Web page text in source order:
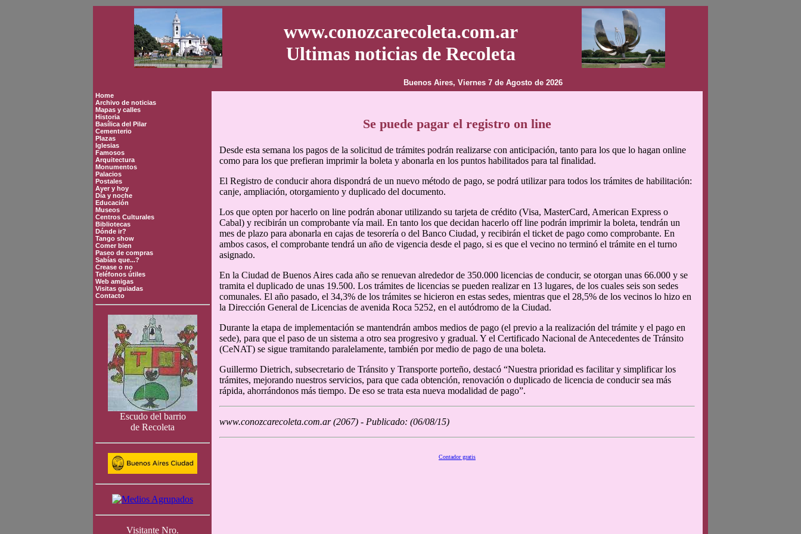
www.conozcarecoleta.com.ar
Ultimas noticias de Recoleta
Buenos Aires, Viernes 7 de Agosto de 2026
Home
Archivo de noticias
Mapas y calles
Historia
Basílica del Pilar
Cementerio
Plazas
Iglesias
Famosos
Arquitectura
Monumentos
Palacios
Postales
Ayer y hoy
Día y noche
Educación
Museos
Centros Culturales
Bibliotecas
Dónde ir?
Tango show
Comer bien
Paseo de compras
Sabías que...?
Crease o no
Teléfonos útiles
Web amigas
Visitas guiadas
Contacto
Escudo del barrio
de Recoleta
Visitante Nro.
Se puede pagar el registro on line
Desde esta semana los pagos de la solicitud de trámites podrán realizarse con anticipación, tanto para los que lo hagan online
como para los que prefieran imprimir la boleta y abonarla en los puntos habilitados para tal finalidad.
El Registro de conducir ahora dispondrá de un nuevo método de pago, se podrá utilizar para todos los trámites de habilitación:
canje, ampliación, otorgamiento y duplicado del documento.
Los que opten por hacerlo on line podrán abonar utilizando su tarjeta de crédito (Visa, MasterCard, American Express o
Cabal) y recibirán un comprobante vía mail. En tanto los que decidan hacerlo off line podrán imprimir la boleta, tendrán un
mes de plazo para abonarla en cajas de tesorería o del Banco Ciudad, y recibirán el ticket de pago como comprobante. En
ambos casos, el comprobante tendrá un año de vigencia desde el pago, si es que el vecino no terminó el trámite en el turno
asignado.
En la Ciudad de Buenos Aires cada año se renuevan alrededor de 350.000 licencias de conducir, se otorgan unas 66.000 y se
tramita el duplicado de unas 19.500. Los trámites de licencias se pueden realizar en 13 lugares, de los cuales seis son sedes
comunales. El año pasado, el 34,3% de los trámites se hicieron en estas sedes, mientras que el 28,5% de los vecinos lo hizo en
la Dirección General de Licencias de avenida Roca 5252, en el autódromo de la Ciudad.
Durante la etapa de implementación se mantendrán ambos medios de pago (el previo a la realización del trámite y el pago en
sede), para que el paso de un sistema a otro sea progresivo y gradual. Y el Certificado Nacional de Antecedentes de Tránsito
(CeNAT) se sigue tramitando paralelamente, también por medio de pago de una boleta.
Guillermo Dietrich, subsecretario de Tránsito y Transporte porteño, destacó “Nuestra prioridad es facilitar y simplificar los
trámites, mejorando nuestros servicios, para que cada obtención, renovación o duplicado de licencia de conducir sea más
rápida, ahorrándonos más tiempo. De eso se trata esta nueva modalidad de pago”.
www.conozcarecoleta.com.ar (2067) - Publicado: (06/08/15)
Contador gratis